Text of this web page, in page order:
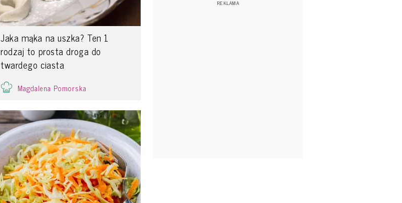
Jaka mąka na uszka? Ten 1
rodzaj to prosta droga do
twardego ciasta
Magdalena Pomorska